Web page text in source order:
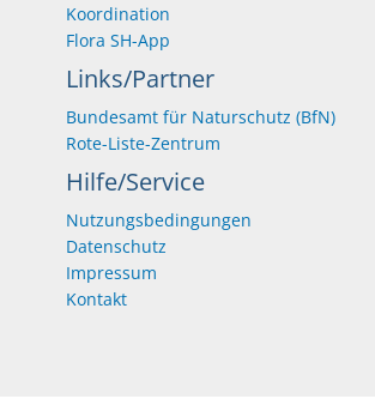
Koordination
Flora SH-App
Links/Partner
Bundesamt für Naturschutz (BfN)
Rote-Liste-Zentrum
Hilfe/Service
Nutzungsbedingungen
Datenschutz
Impressum
Kontakt